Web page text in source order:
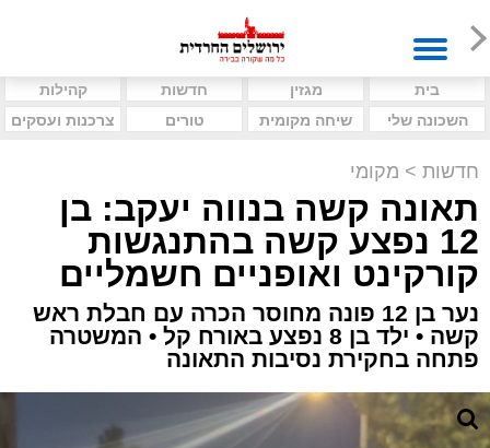
בית מגזין חדשות
קהילות
השכונה שלי
שיחה מקומית טורים צרכנות ועסקים
חדשות > מקומי
תאונה קשה בנווה יעקב: בן
12 נפצע קשה בהתנגשות
קורקינט ואופניים חשמליים
נער בן 12 פונה מחוסר הכרה עם חבלת ראש
קשה • ילד בן 8 נפצע באורח קל • המשטרה
פתחה בחקירת נסיבות התאונה